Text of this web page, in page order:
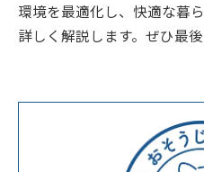
環境を最適化し、快適な暮
詳しく解説します。ぜひ最